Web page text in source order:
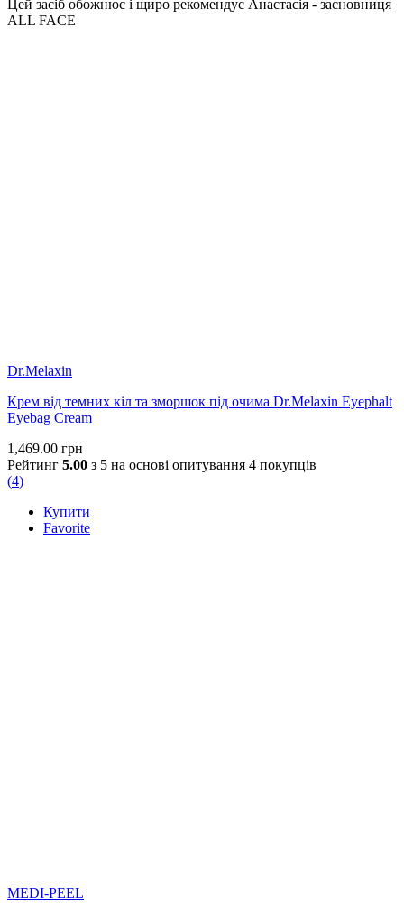
Цей засіб обожнює і щиро рекомендує Анастасія - засновниця
ALL FACE
Dr.Melaxin
Крем від темних кіл та зморшок під очима Dr.Melaxin Eyephalt
Eyebag Cream
1,469.00 грн
Рейтинг 5.00 з 5 на основі опитування 4 покупців
(4)
Купити
Favorite
MEDI-PEEL